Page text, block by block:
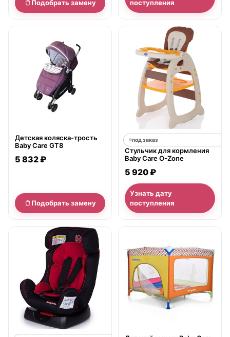
Подобрать замену
поступления
Детская коляска-трость
Baby Care GT8
5 832 ₽
Подобрать замену
под заказ
Стульчик для кормления
Baby Care O-Zone
5 920 ₽
Узнать дату
поступления